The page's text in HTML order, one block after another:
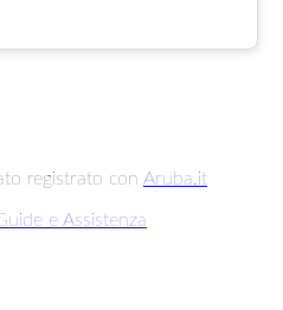
registrato con Aruba.it
e Assistenza